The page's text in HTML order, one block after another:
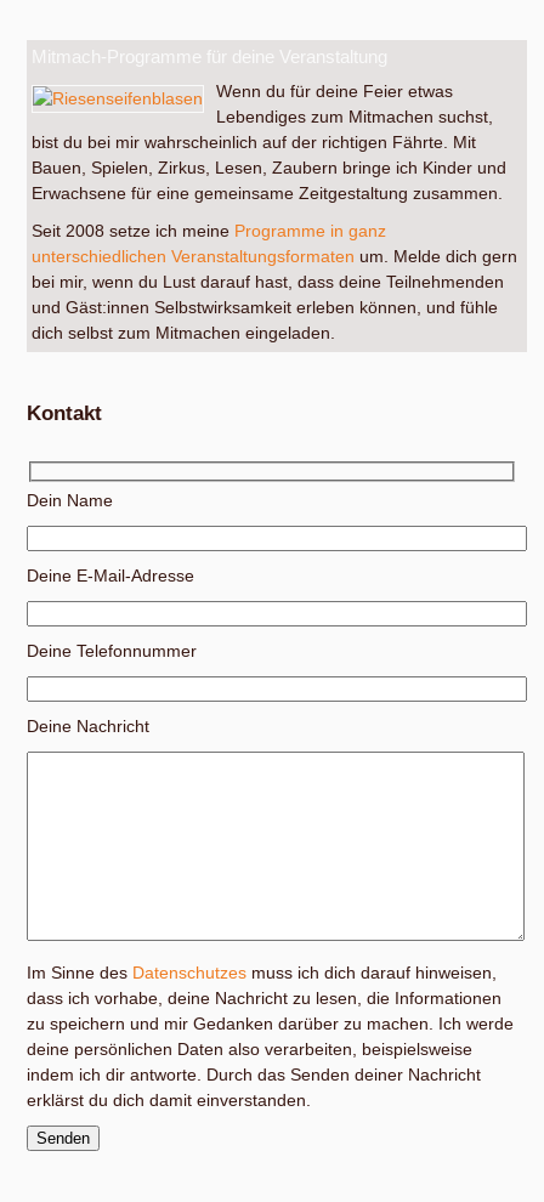
Mitmach-Programme für deine Veranstaltung
Wenn du für deine Feier etwas
Lebendiges zum Mitmachen suchst,
bist du bei mir wahrscheinlich auf der richtigen Fährte. Mit
Bauen, Spielen, Zirkus, Lesen, Zaubern bringe ich Kinder und
Erwachsene für eine gemeinsame Zeitgestaltung zusammen.
Seit 2008 setze ich meine Programme in ganz
unterschiedlichen Veranstaltungsformaten um. Melde dich gern
bei mir, wenn du Lust darauf hast, dass deine Teilnehmenden
und Gäst:innen Selbstwirksamkeit erleben können, und fühle
dich selbst zum Mitmachen eingeladen.
Kontakt
Dein Name
Deine E-Mail-Adresse
Deine Telefonnummer
Deine Nachricht
Im Sinne des Datenschutzes muss ich dich darauf hinweisen,
dass ich vorhabe, deine Nachricht zu lesen, die Informationen
zu speichern und mir Gedanken darüber zu machen. Ich werde
deine persönlichen Daten also verarbeiten, beispielsweise
indem ich dir antworte. Durch das Senden deiner Nachricht
erklärst du dich damit einverstanden.